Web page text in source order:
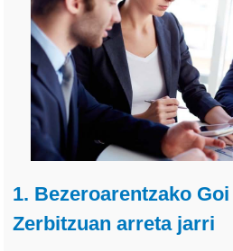
1. Bezeroarentzako
Zerbitzuan arreta jarri